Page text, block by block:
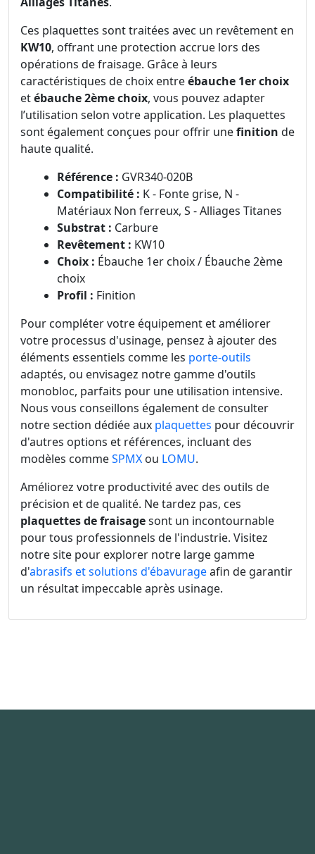
Ces plaquettes sont traitées avec un revêtement en
KW10, offrant une protection accrue lors des
opérations de fraisage. Grâce à leurs
caractéristiques de choix entreébauche 1er choix
etébauche 2ème choix, vous pouvez adapter
l’utilisation selon votre application. Les plaquettes
sont également conçues pour offrir unefinition de
haute qualité.
Référence : GVR340-020B
Compatibilité : K - Fonte grise, N -
Matériaux Non ferreux, S - Alliages Titanes
Substrat : Carbure
Revêtement : KW10
Choix : Ébauche 1er choix / Ébauche 2ème
choix
Profil : Finition
Pour compléter votre équipement et améliorer
votre processus d'usinage, pensez à ajouter des
éléments essentiels comme les porte-outils
adaptés, ou envisagez notre gamme d'outils
monobloc, parfaits pour une utilisation intensive.
Nous vous conseillons également de consulter
notre section dédiée aux plaquettes pour découvrir
d'autres options et références, incluant des
modèles commeSPMX ou LOMU.
Améliorez votre productivité avec des outils de
précision et de qualité. Ne tardez pas, ces
plaquettes de fraisagesont un incontournable
pour tous professionnels de l'industrie. Visitez
notre site pour explorer notre large gamme
d'abrasifs et solutions d'ébavurageafin de garantir
un résultat impeccable après usinage.